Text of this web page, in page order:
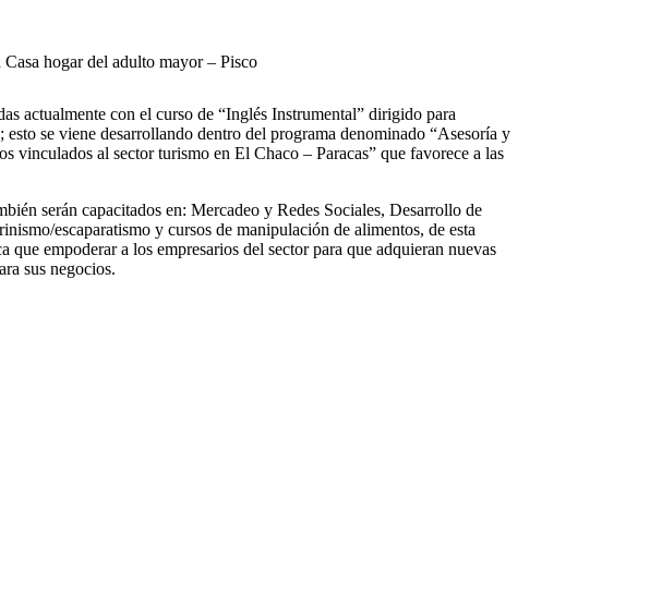
hogar del adulto mayor – Pisco
actualmente con el curso de “Inglés Instrumental” dirigido para
esto se viene desarrollando dentro del programa denominado “Asesoría y
vinculados al sector turismo en El Chaco – Paracas” que favorece a las
serán capacitados en: Mercadeo y Redes Sociales, Desarrollo de
escaparatismo y cursos de manipulación de alimentos, de esta
empoderar a los empresarios del sector para que adquieran nuevas
sus negocios.